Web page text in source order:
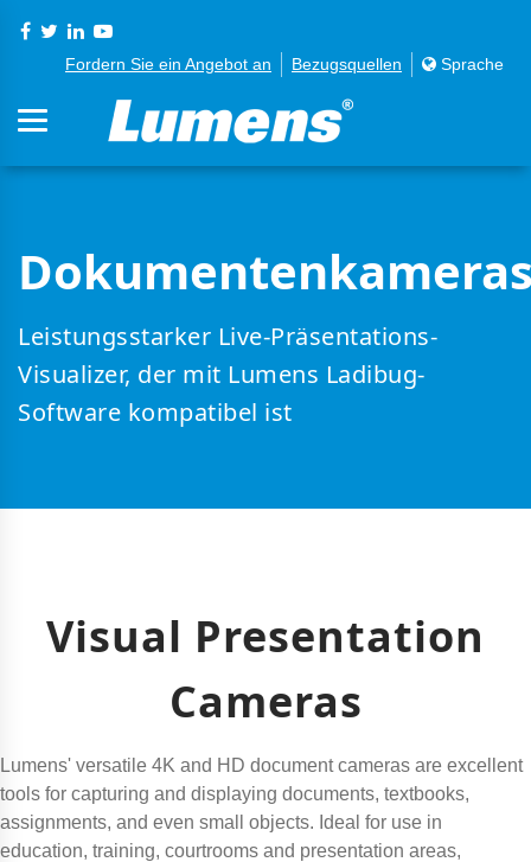
Fordern Sie ein Angebot an Bezugsquellen Sprache
Leistungsstarker Live-Präsentations-
Visualizer, der mit Lumens Ladibug-
Software kompatibel ist
Visual Presentation
Cameras
Lumens' versatile 4K and HD document cameras are excellent
tools for capturing and displaying documents, textbooks,
assignments, and even small objects. Ideal for use in
education, training, courtrooms and presentation areas,